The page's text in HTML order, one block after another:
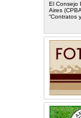
El Consejo
Aires
“Contratos